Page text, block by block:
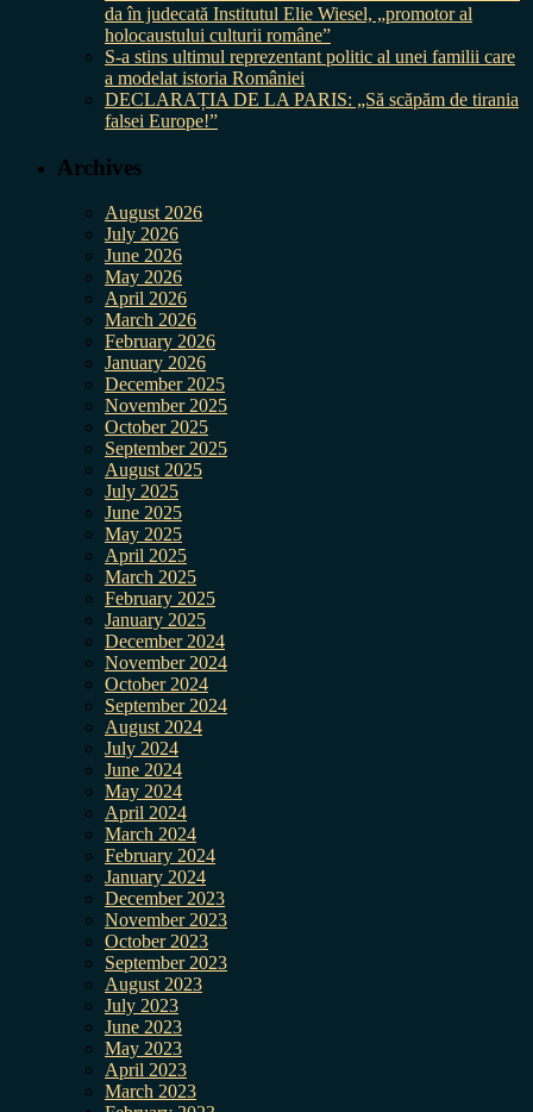
da în judecată Institutul Elie Wiesel, „promotor al
holocaustului culturii române”
S-a stins ultimul reprezentant politic al unei familii care
a modelat istoria României
DECLARAȚIA DE LA PARIS: „Să scăpăm de tirania
falsei Europe!”
Archives
August 2026
July 2026
June 2026
May 2026
April 2026
March 2026
February 2026
January 2026
December 2025
November 2025
October 2025
September 2025
August 2025
July 2025
June 2025
May 2025
April 2025
March 2025
February 2025
January 2025
December 2024
November 2024
October 2024
September 2024
August 2024
July 2024
June 2024
May 2024
April 2024
March 2024
February 2024
January 2024
December 2023
November 2023
October 2023
September 2023
August 2023
July 2023
June 2023
May 2023
April 2023
March 2023